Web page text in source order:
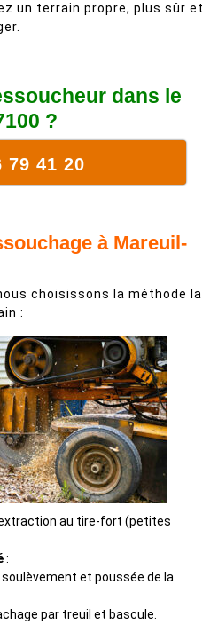
un terrain propre, plus sûr et
dans le
?
79 41 20
à Mareuil-
choisissons la méthode la
:
au tire-fort (petites
:
soulèvement et poussée de la
par treuil et bascule.